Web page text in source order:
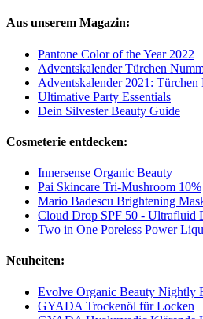
Aus unserem Magazin:
Pantone Color of the Year 2022
Adventskalender Türchen
Adventskalender 2021: Türchen
Ultimative Party Essentials
Dein Silvester Beauty Guide
Cosmeterie entdecken:
Innersense Organic Beauty
Pai Skincare Tri-Mushroom 10%
Mario Badescu Brightening
Cloud Drop SPF 50 - Ultrafluid
Two in One Poreless Power
Neuheiten:
Evolve Organic Beauty Nightly
GYADA Trockenöl für Locken